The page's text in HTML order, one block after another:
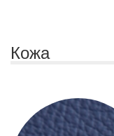
Кожа